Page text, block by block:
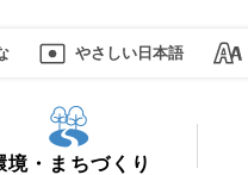
やさしい日本語
境・まちづくり